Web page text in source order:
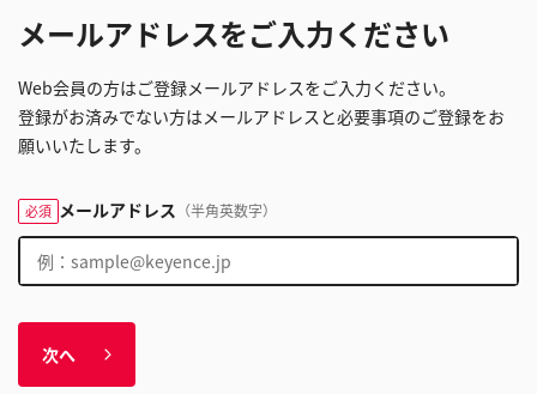
メールアドレスをご入力ください
Web会員の方はご登録メールアドレスをご入力ください。
登録がお済みでない方はメールアドレスと必要事項のご登録をお
願いいたします。
必須 メールアドレス （半角英数字）
次へ